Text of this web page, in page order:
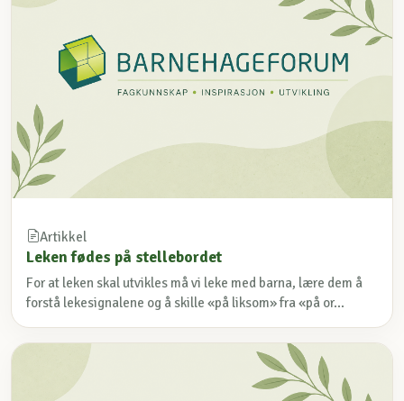
Artikkel
Leken fødes på stellebordet
For at leken skal utvikles må vi leke med barna, lære dem å
forstå lekesignalene og å skille «på liksom» fra «på or...